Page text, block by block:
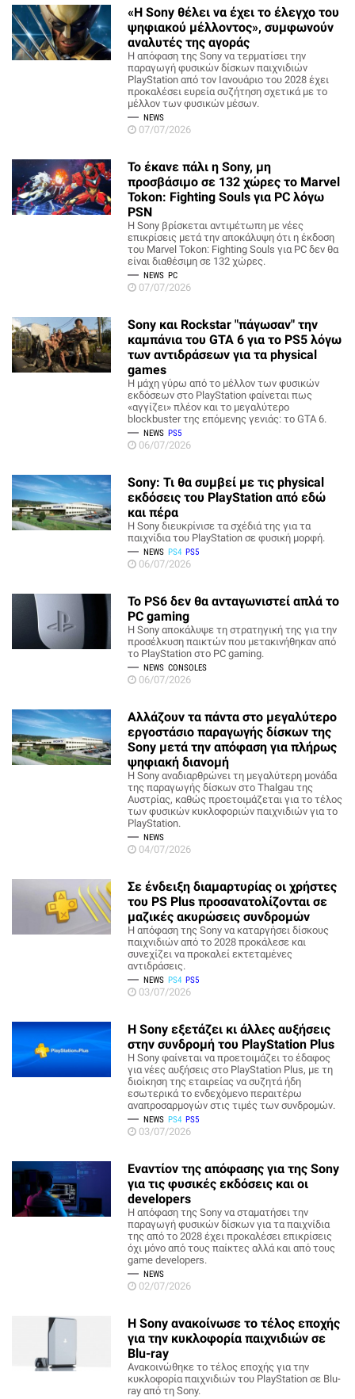
«Η Sony θέλει να έχει το έλεγχο του
ψηφιακού μέλλοντος», συμφωνούν
αναλυτές της αγοράς
Η απόφαση της Sony να τερματίσει την
παραγωγή φυσικών δίσκων παιχνιδιών
PlayStation από τον Ιανουάριο του 2028 έχει
προκαλέσει ευρεία συζήτηση σχετικά με το
μέλλον των φυσικών μέσων.
NEWS
07/07/2026
Το έκανε πάλι η Sony, μη
προσβάσιμο σε 132 χώρες το Marvel
Tokon: Fighting Souls για PC λόγω
PSN
Η Sony βρίσκεται αντιμέτωπη με νέες
επικρίσεις μετά την αποκάλυψη ότι η έκδοση
του Marvel Tokon: Fighting Souls για PC δεν θα
είναι διαθέσιμη σε 132 χώρες.
NEWS PC
07/07/2026
Sony και Rockstar "πάγωσαν" την
καμπάνια του GTA 6 για το PS5 λόγω
των αντιδράσεων για τα physical
games
Η μάχη γύρω από το μέλλον των φυσικών
εκδόσεων στο PlayStation φαίνεται πως
«αγγίζει» πλέον και το μεγαλύτερο
blockbuster της επόμενης γενιάς: το GTA 6.
NEWS PS5
06/07/2026
Sony: Τι θα συμβεί με τις physical
εκδόσεις του PlayStation από εδώ
και πέρα
Η Sony διευκρίνισε τα σχέδιά της για τα
παιχνίδια του PlayStation σε φυσική μορφή.
NEWS PS4 PS5
06/07/2026
Το PS6 δεν θα ανταγωνιστεί απλά το
PC gaming
Η Sony αποκάλυψε τη στρατηγική της για την
προσέλκυση παικτών που μετακινήθηκαν από
το PlayStation στο PC gaming.
NEWS CONSOLES
06/07/2026
Αλλάζουν τα πάντα στο μεγαλύτερο
εργοστάσιο παραγωγής δίσκων της
Sony μετά την απόφαση για πλήρως
ψηφιακή διανομή
Η Sony αναδιαρθρώνει τη μεγαλύτερη μονάδα
της παραγωγής δίσκων στο Thalgau της
Αυστρίας, καθώς προετοιμάζεται για το τέλος
των φυσικών κυκλοφοριών παιχνιδιών για το
PlayStation.
NEWS
04/07/2026
Σε ένδειξη διαμαρτυρίας οι χρήστες
του PS Plus προσανατολίζονται σε
μαζικές ακυρώσεις συνδρομών
Η απόφαση της Sony να καταργήσει δίσκους
παιχνιδιών από το 2028 προκάλεσε και
συνεχίζει να προκαλεί εκτεταμένες
αντιδράσεις.
NEWS PS4 PS5
03/07/2026
H Sony εξετάζει κι άλλες αυξήσεις
στην συνδρομή του PlayStation Plus
Η Sony φαίνεται να προετοιμάζει το έδαφος
για νέες αυξήσεις στο PlayStation Plus, με τη
διοίκηση της εταιρείας να συζητά ήδη
εσωτερικά το ενδεχόμενο περαιτέρω
αναπροσαρμογών στις τιμές των συνδρομών.
NEWS PS4 PS5
03/07/2026
Εναντίον της απόφασης για της Sony
για τις φυσικές εκδόσεις και οι
developers
Η απόφαση της Sony να σταματήσει την
παραγωγή φυσικών δίσκων για τα παιχνίδια
της από το 2028 έχει προκαλέσει επικρίσεις
όχι μόνο από τους παίκτες αλλά και από τους
game developers.
NEWS
02/07/2026
Η Sony ανακοίνωσε το τέλος εποχής
για την κυκλοφορία παιχνιδιών σε
Blu-ray
Ανακοινώθηκε το τέλος εποχής για την
κυκλοφορία παιχνιδιών του PlayStation σε Blu-
ray από τη Sony.